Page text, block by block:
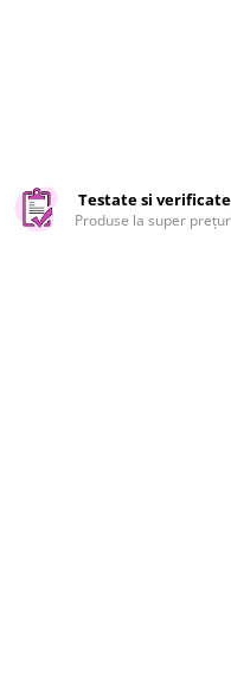
Testate si verificate
Produse la super